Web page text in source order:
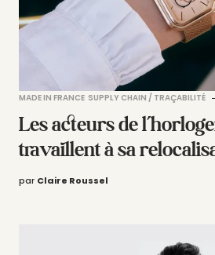
MADE IN FRANCE SUPPLY CHAIN / TRAÇABILITÉ
Les acteurs de
travaillent à sa
par Claire Roussel